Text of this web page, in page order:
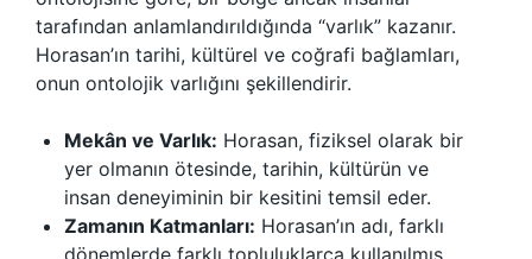
tarafından anlamlandırıldığında “varlık” kazanır.
Horasan’ın tarihi, kültürel ve coğrafi bağlamları,
onun ontolojik varlığını şekillendirir.
Mekân ve Varlık: Horasan, fiziksel olarak bir
yer olmanın ötesinde, tarihin, kültürün ve
insan deneyiminin bir kesitini temsil eder.
Zamanın Katmanları: Horasan’ın adı, farklı
dönemlerde farklı topluluklarca kullanılmış